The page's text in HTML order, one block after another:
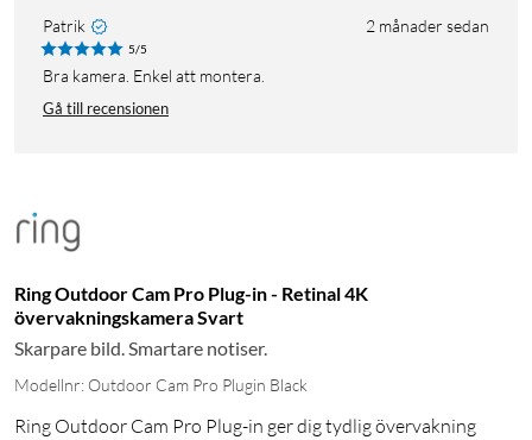
Patrik 2 månader sedan
5/5
Bra kamera. Enkel att montera.
Gå till recensionen
Ring Outdoor Cam Pro Plug-in - Retinal 4K
övervakningskamera Svart
Skarpare bild. Smartare notiser.
Modellnr: Outdoor Cam Pro Plugin Black
Ring Outdoor Cam Pro Plug-in ger dig tydlig övervakning